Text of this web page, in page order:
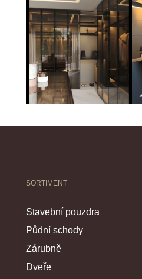
SORTIMENT
Stavební pouzdra
Půdní schody
Zárubně
Dveře